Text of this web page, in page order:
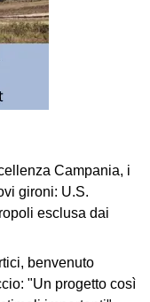
Campania, i
gironi: U.S.
esclusa dai
benvenuto
"Un progetto così